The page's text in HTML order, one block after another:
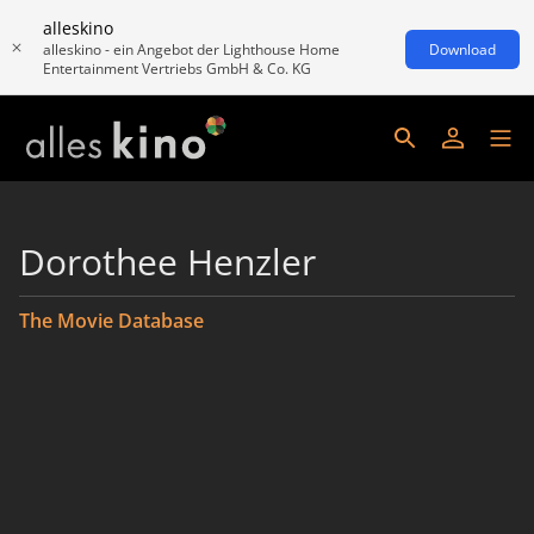
alleskino
alleskino - ein Angebot der Lighthouse Home
Entertainment Vertriebs GmbH & Co. KG
Download
Dorothee Henzler
The Movie Database